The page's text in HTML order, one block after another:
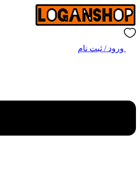
ورود / ثبت نام